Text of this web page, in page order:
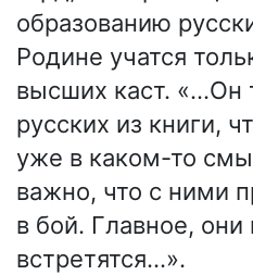
образованию
Родине учатся
высших каст. «…Он
русских из книги,
уже в каком-то
важно, что с ними
в бой. Главное, они
встретятся…».